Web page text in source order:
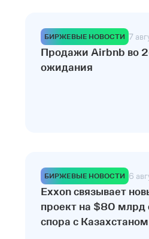
БИРЖЕВЫЕ НОВОСТИ 7
Продажи Airbnb во
ожидания
БИРЖЕВЫЕ НОВОСТИ 6
Exxon связывает
проект на $80 млрд
спора с Казахстаном